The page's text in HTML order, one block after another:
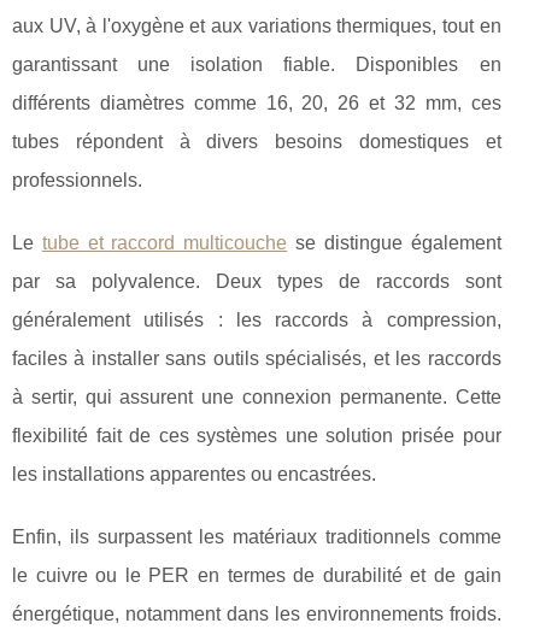
aux UV, à l'oxygène et aux variations thermiques, tout en
garantissant une isolation fiable. Disponibles en
différents diamètres comme 16, 20, 26 et 32 mm, ces
tubes répondent à divers besoins domestiques et
professionnels.
Le tube et raccord multicouche se distingue également
par sa polyvalence. Deux types de raccords sont
généralement utilisés : les raccords à compression,
faciles à installer sans outils spécialisés, et les raccords
à sertir, qui assurent une connexion permanente. Cette
flexibilité fait de ces systèmes une solution prisée pour
les installations apparentes ou encastrées.
Enfin, ils surpassent les matériaux traditionnels comme
le cuivre ou le PER en termes de durabilité et de gain
énergétique, notamment dans les environnements froids.